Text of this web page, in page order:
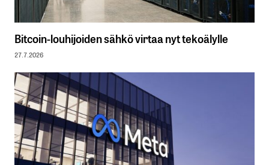
Bitcoin-louhijoiden sähkö virtaa nyt tekoälylle
27.7.2026